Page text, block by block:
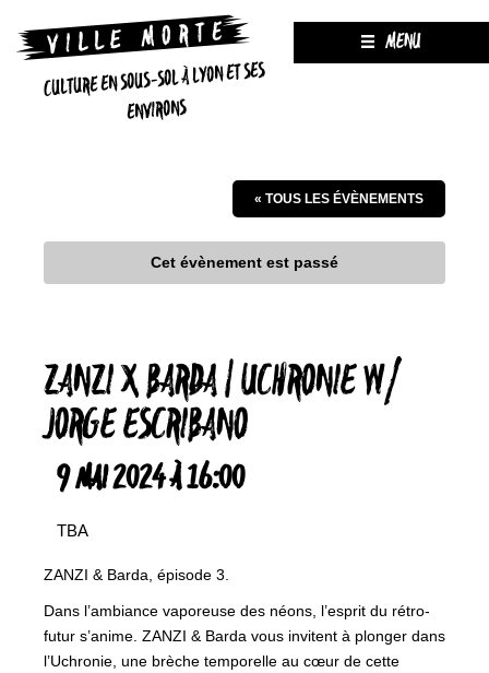
CULTURE EN SOUS-SOL À LYON ET SES
ENVIRONS
MENU
« TOUS LES ÉVÈNEMENTS
Cet évènement est passé
ZANZI X BARDA | UCHRONIE W/
JORGE ESCRIBANO
9 MAI 2024 À 16:00
TBA
ZANZI & Barda, épisode 3.
Dans l’ambiance vaporeuse des néons, l’esprit du rétro-
futur s’anime. ZANZI & Barda vous invitent à plonger dans
l’Uchronie, une brèche temporelle au cœur de cette